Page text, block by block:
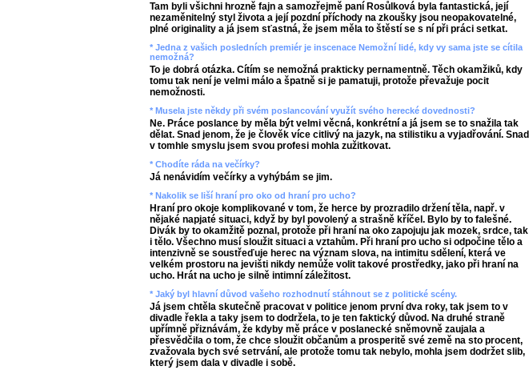
Tam byli všichni hrozně fajn a samozřejmě paní Rosůlková byla fantastická, její
nezaměnitelný styl života a její pozdní příchody na zkoušky jsou neopakovatelné,
plné originality a já jsem sťastná, že jsem měla to štěstí se s ní při práci setkat.
* Jedna z vašich posledních premiér je inscenace Nemožní lidé, kdy vy sama jste se cítila
nemožná?
To je dobrá otázka. Cítím se nemožná prakticky pernamentně. Těch okamžiků, kdy
tomu tak není je velmi málo a špatně si je pamatuji, protože převažuje pocit
nemožnosti.
* Musela jste někdy při svém poslancování využít svého herecké dovednosti?
Ne. Práce poslance by měla být velmi věcná, konkrétní a já jsem se to snažila tak
dělat. Snad jenom, že je člověk více citlivý na jazyk, na stilistiku a vyjadřování. Snad
v tomhle smyslu jsem svou profesi mohla zužitkovat.
* Chodíte ráda na večírky?
Já nenávidím večírky a vyhýbám se jim.
* Nakolik se liší hraní pro oko od hraní pro ucho?
Hraní pro okoje komplikované v tom, že herce by prozradilo držení těla, např. v
nějaké napjaté situaci, když by byl povolený a strašně kříčel. Bylo by to falešné.
Divák by to okamžitě poznal, protože při hraní na oko zapojuju jak mozek, srdce, tak
i tělo. Všechno musí sloužit situaci a vztahům. Při hraní pro ucho si odpočine tělo a
intenzivně se soustřeďuje herec na význam slova, na intimitu sdělení, která ve
velkém prostoru na jevišti nikdy nemůže volit takové prostředky, jako při hraní na
ucho. Hrát na ucho je silně intimní záležitost.
* Jaký byl hlavní důvod vašeho rozhodnutí stáhnout se z politické scény.
Já jsem chtěla skutečně pracovat v politice jenom první dva roky, tak jsem to v
divadle řekla a taky jsem to dodržela, to je ten faktický důvod. Na druhé straně
upřímně přiznávám, že kdyby mě práce v poslanecké sněmovně zaujala a
přesvědčila o tom, že chce sloužit občanům a prosperitě své země na sto procent,
zvažovala bych své setrvání, ale protože tomu tak nebylo, mohla jsem dodržet slib,
který jsem dala v divadle i sobě.